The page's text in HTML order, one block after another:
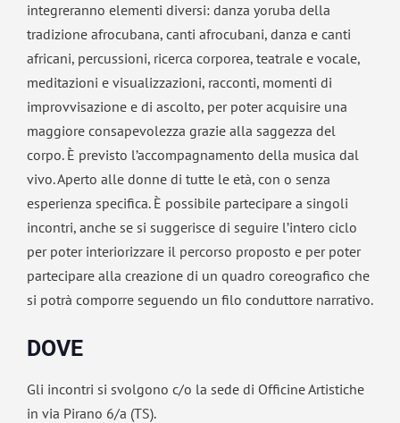
integreranno elementi diversi: danza yoruba della
tradizione afrocubana, canti afrocubani, danza e canti
africani, percussioni, ricerca corporea, teatrale e vocale,
meditazioni e visualizzazioni, racconti, momenti di
improvvisazione e di ascolto, per poter acquisire una
maggiore consapevolezza grazie alla saggezza del
corpo. È previsto l’accompagnamento della musica dal
vivo. Aperto alle donne di tutte le età, con o senza
esperienza specifica. È possibile partecipare a singoli
incontri, anche se si suggerisce di seguire l’intero ciclo
per poter interiorizzare il percorso proposto e per poter
partecipare alla creazione di un quadro coreografico che
si potrà comporre seguendo un filo conduttore narrativo.
DOVE
Gli incontri si svolgono c/o la sede di Officine Artistiche
in via Pirano 6/a (TS).